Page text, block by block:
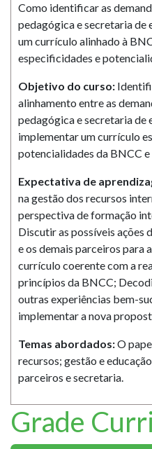
Como identificar as
pedagógica e secretaria de
um currículo alinhado à
especificidades e
Objetivo do curso:
alinhamento entre as
pedagógica e secretaria de
implementar um currículo
potencialidades da BNCC
Expectativa de
na gestão dos recursos
perspectiva de formação
Discutir as possíveis ações
e os demais parceiros para
currículo coerente com a
princípios da BNCC;
outras experiências bem-
implementar a nova
Temas abordados:O
recursos; gestão e
parceiros e secretaria.
Grade